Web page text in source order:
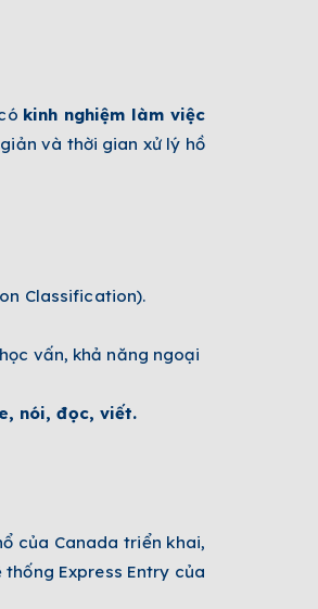
kinh nghiệm làm việc
và thời gian xử lý hồ
Classification).
vấn, khả năng ngoại
nói, đọc, viết.
của Canada triển khai,
Express Entry của